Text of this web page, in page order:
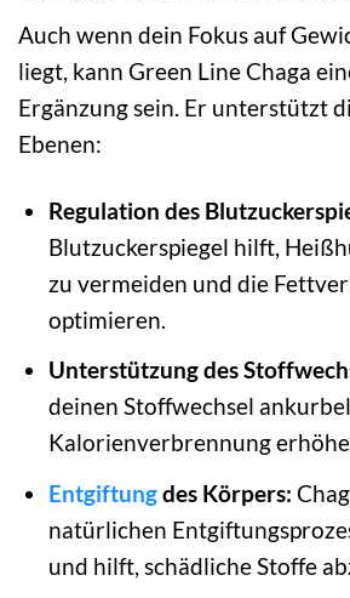
Auch wenn dein Fokus auf
liegt, kann Green Line Chaga
Ergänzung sein. Er unterstützt
Ebenen:
Regulation des
Blutzuckerspiegel hilft,
zu vermeiden und die
optimieren.
Unterstützung des
deinen Stoffwechsel
Kalorienverbrennung
Entgiftungdes Körpers:
natürlichen
und hilft, schädliche Stoffe